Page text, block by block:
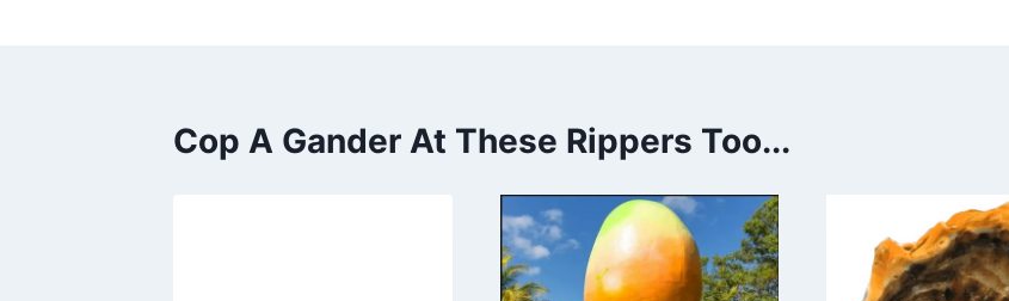
Cop A Gander At These Rippers Too...